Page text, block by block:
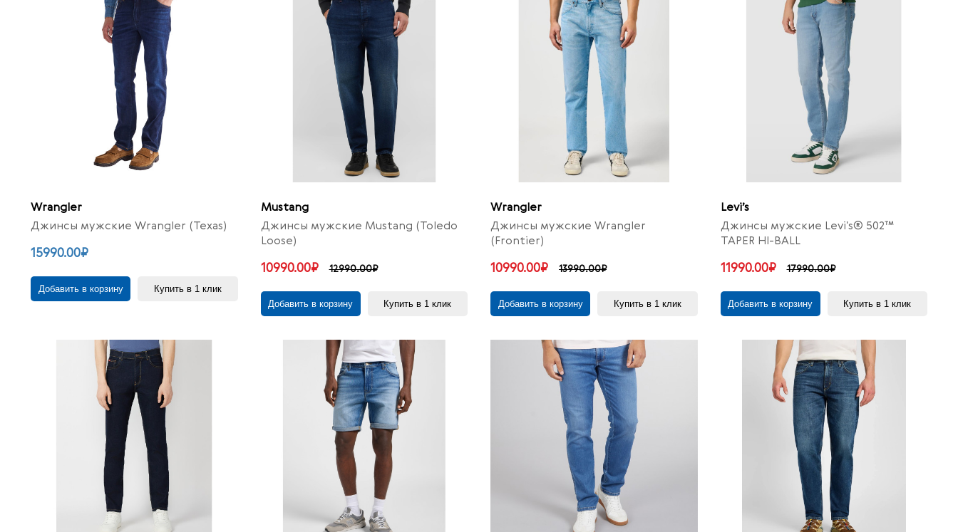
Wrangler
Джинсы мужские Wrangler (Texas)
15990.00₽
Добавить в корзину Купить в 1 клик
Mustang
Джинсы мужские Mustang (Toledo
Loose)
10990.00₽ 12990.00₽
Добавить в корзину Купить в 1 клик
Wrangler
Джинсы мужские Wrangler
(Frontier)
10990.00₽ 13990.00₽
Добавить в корзину Купить в 1 клик
Levi’s
Джинсы мужские Levi's® 502™
TAPER HI-BALL
11990.00₽ 17990.00₽
Добавить в корзину Купить в 1 клик